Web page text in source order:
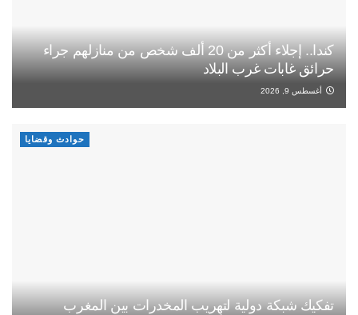
كندا.. إجلاء أكثر من 20 ألف شخص من منازلهم جراء
حرائق غابات غرب البلاد
أغسطس 9, 2026
حوادث وقضايا
تفكيك شبكة دولية لتهريب المخدرات بين المغرب